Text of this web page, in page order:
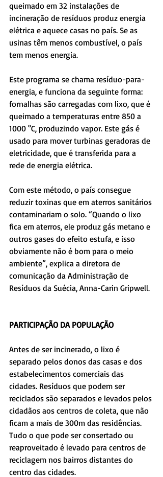
queimado em 32 instalações de
incineração de resíduos produz energia
elétrica e aquece casas no país. Se as
usinas têm menos combustível, o país
tem menos energia.
Este programa se chama resíduo-para-
energia, e funciona da seguinte forma:
fornalhas são carregadas com lixo, que é
queimado a temperaturas entre 850 a
1000 °C, produzindo vapor. Este gás é
usado para mover turbinas geradoras de
eletricidade, que é transferida para a
rede de energia elétrica.
Com este método, o país consegue
reduzir toxinas que em aterros sanitários
contaminariam o solo. “Quando o lixo
fica em aterros, ele produz gás metano e
outros gases do efeito estufa, e isso
obviamente não é bom para o meio
ambiente”, explica a diretora de
comunicação da Administração de
Resíduos da Suécia, Anna-Carin Gripwell.
PARTICIPAÇÃO DA POPULAÇÃO
Antes de ser incinerado, o lixo é
separado pelos donos das casas e dos
estabelecimentos comerciais das
cidades. Resíduos que podem ser
reciclados são separados e levados pelos
cidadãos aos centros de coleta, que não
ficam a mais de 300m das residências.
Tudo o que pode ser consertado ou
reaproveitado é levado para centros de
reciclagem nos bairros distantes do
centro das cidades.